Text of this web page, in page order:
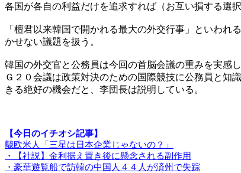
各国が各自の利益だけを追求すれば（お互い損する選
「檀君以来韓国で開かれる最大の外交行事」といわ
かせない議題を扱う。
韓国の外交官と公務員は今回の首脳会議の重みを実感
Ｇ２０会議は政策対決のための国際競技に公務員と知
きる絶好の機会だと、李団長は説明している。
【今日のイチオシ記事】
䖁欧米人「三星は日本企業じゃないの？」
・【社説】金利据え置き後に懸念される副作用
・豪華遊覧船で訪韓の中国人４４人が済州で失踪